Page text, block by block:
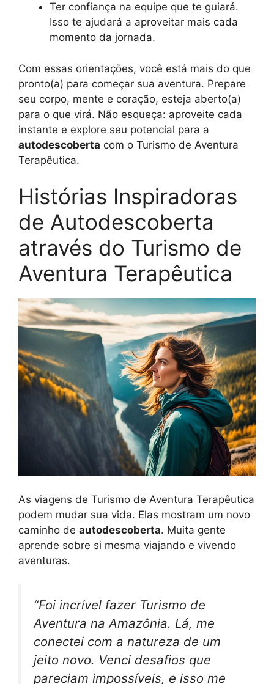
Ter confiança na equipe que te guiará.
Isso te ajudará a aproveitar mais cada
momento da jornada.
Com essas orientações, você está mais do que
pronto(a) para começar sua aventura. Prepare
seu corpo, mente e coração, esteja aberto(a)
para o que virá. Não esqueça: aproveite cada
instante e explore seu potencial para a
autodescoberta com o Turismo de Aventura
Terapêutica.
Histórias Inspiradoras
de Autodescoberta
através do Turismo de
Aventura Terapêutica
As viagens de Turismo de Aventura Terapêutica
podem mudar sua vida. Elas mostram um novo
caminho de autodescoberta. Muita gente
aprende sobre si mesma viajando e vivendo
aventuras.
“Foi incrível fazer Turismo de
Aventura na Amazônia. Lá, me
conectei com a natureza de um
jeito novo. Venci desafios que
pareciam impossíveis, e isso me